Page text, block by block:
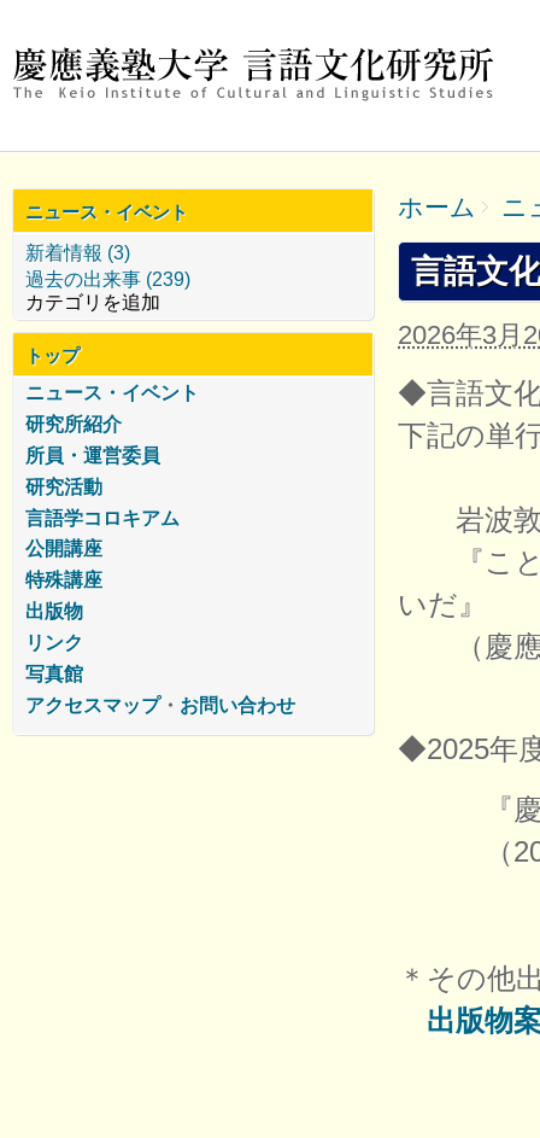
ホーム ニ
言語文
2026年3月
◆言語文
下記の単
岩波
『こと
いだ』
（慶應
◆2025年
『慶應
（
＊その他
出版物
ニュース・イベント
新着情報 (3)
過去の出来事 (239)
カテゴリを追加
トップ
ニュース・イベント
研究所紹介
所員・運営委員
研究活動
言語学コロキアム
公開講座
特殊講座
出版物
リンク
写真館
アクセスマップ・ お問い合わせ